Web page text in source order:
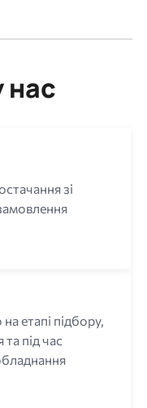
нас
зі
етапі підбору,
під час